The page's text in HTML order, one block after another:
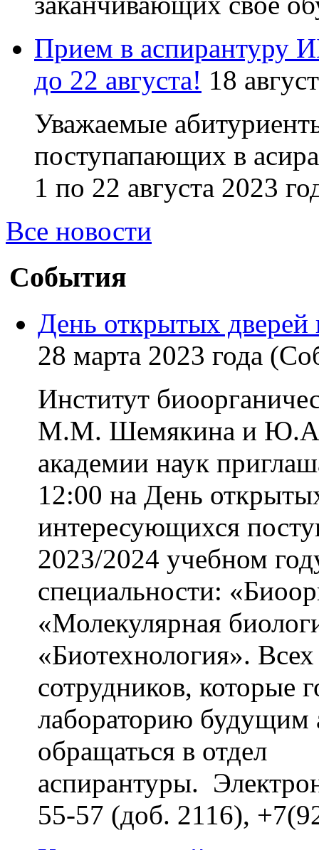
Прием в аспирантуру
до 22 августа! 18
Уважаемые
поступапающих в
1 по 22 августа 2023
Все новости
События
День открытых
28 марта 2023 года
Институт
М.М. Шемякина и Ю.А.
академии наук
12:00 на День
интересующихся
2023/2024 учебном
специальности:
«Молекулярная
«Биотехнология».
сотрудников, которые
лабораторию будущим
обращаться в отдел
аспирантуры.
55-57 (доб. 2116),